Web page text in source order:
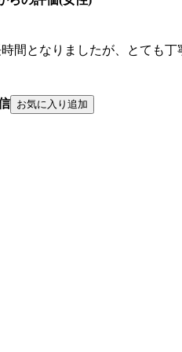
間となりましたが、とても